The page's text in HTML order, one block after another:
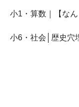
小1・算数｜【な
小6・社会│歴史穴